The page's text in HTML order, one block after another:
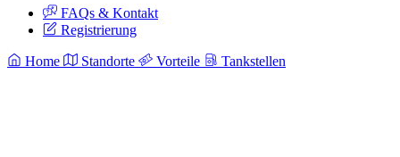
FAQs & Kontakt
Registrierung
Home Standorte Vorteile Tankstellen